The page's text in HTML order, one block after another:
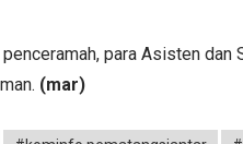
para Asisten dan
(mar)